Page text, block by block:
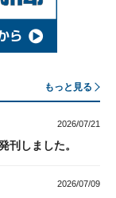
もっと見る
2026/07/21
刊しました。
2026/07/09